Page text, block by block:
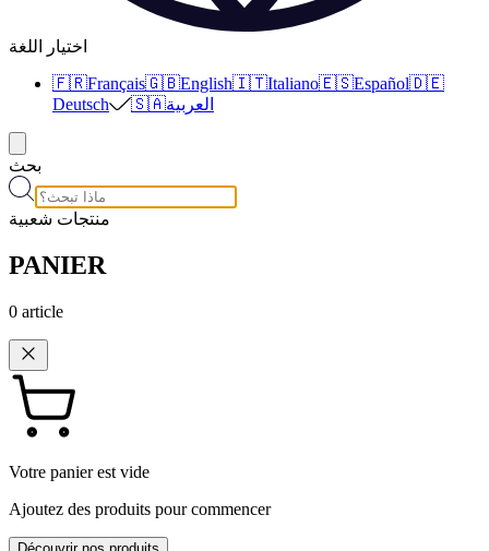
اختيار اللغة
🇫🇷Français🇬🇧English🇮🇹Italiano🇪🇸Español🇩🇪
Deutsch
🇸🇦العربية
بحث
منتجات شعبية
PANIER
0 article
Votre panier est vide
Ajoutez des produits pour commencer